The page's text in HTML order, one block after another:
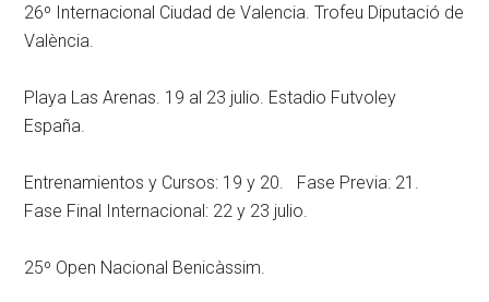
26º Internacional Ciudad de Valencia. Trofeu Diputació de
València.
Playa Las Arenas. 19 al 23 julio. Estadio Futvoley
España.
Entrenamientos y Cursos: 19 y 20. Fase Previa: 21.
Fase Final Internacional: 22 y 23 julio.
25º Open Nacional Benicàssim.